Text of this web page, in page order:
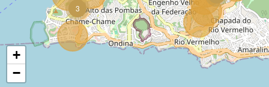
3
+
−